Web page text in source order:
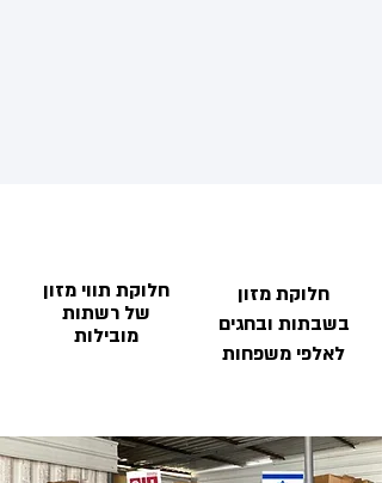
חלוקת תווי מזון
של רשתות
מובילות
חלוקת מזון
בשבתות ובחגים
לאלפי משפחות